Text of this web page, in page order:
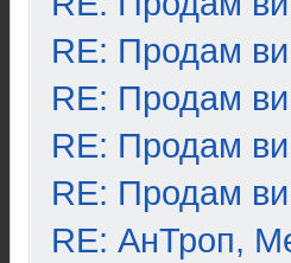
RE: Продам
RE: Продам
RE: Продам
RE: Продам
RE: АнТроп,